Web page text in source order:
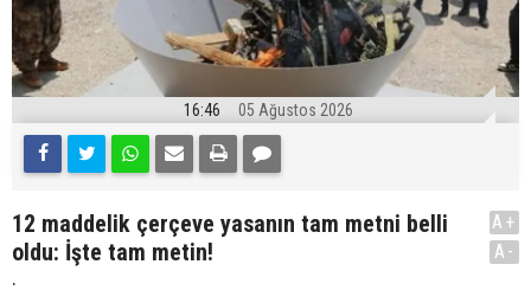
16:46 05 Ağustos 2026
12 maddelik çerçeve yasanın tam metni belli
oldu: İşte tam metin!
.
A+
A-